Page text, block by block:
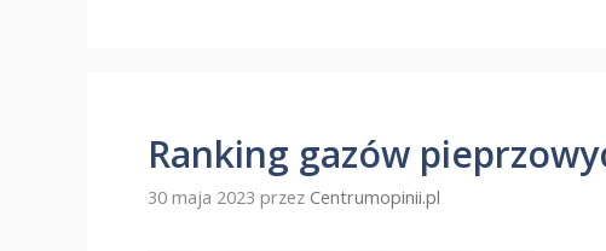
Ranking gazów
30 maja 2023 przez Centrumopinii.pl